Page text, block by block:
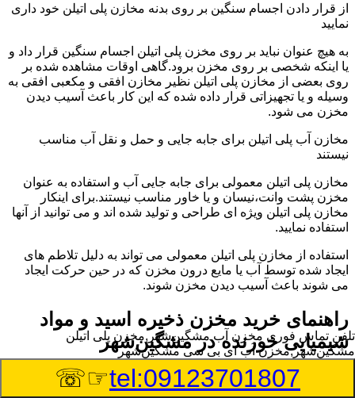
از قرار دادن اجسام سنگین بر روی بدنه مخازن پلی اتیلن خود داری
نمایید
به هیچ عنوان نباید بر روی مخزن پلی اتیلن اجسام سنگین قرار داد و
یا اینکه شخصی بر روی مخزن برود.گاهی اوقات مشاهده شده بر
روی بعضی از مخازن پلی اتیلن نظیر مخازن افقی و مکعبی افقی به
وسیله و یا تجهیزاتی قرار داده شده که این کار باعث آسیب دیدن
مخزن می شود.
مخازن آب پلی اتیلن برای جابه جایی و حمل و نقل آب مناسب
نیستند
مخازن پلی اتیلن معمولی برای جابه جایی آب و استفاده به عنوان
مخزن پشت وانت،نیسان و یا خاور مناسب نیستند.برای اینکار
مخازن پلی اتیلن ویژه ای طراحی و تولید شده اند و می توانید از آنها
استفاده نمایید.
استفاده از مخازن پلی اتیلن معمولی می تواند به دلیل تلاطم های
ایجاد شده توسط آب یا مایع درون مخزن که در حین حرکت ایجاد
می شوند باعث آسیب دیدن مخزن شوند.
راهنمای خرید مخزن ذخیره اسید و مواد
شیمیایی خورنده در مشگین‌شهر
مخزن ذخیره اسید و مواد شیمیایی باید به گونه ای تولید شوند که
بتوانند در برابر چگالی نسبتا بالا و خورندگی انواع اسیدها مقاومت
تلفن تماس فوری مخزن آب مشگین‌شهر,مخزن پلی اتیلن
مشگین‌شهر,مخزن آب ای بی سی مشگین‌شهر
tel:09123701807
☞☏